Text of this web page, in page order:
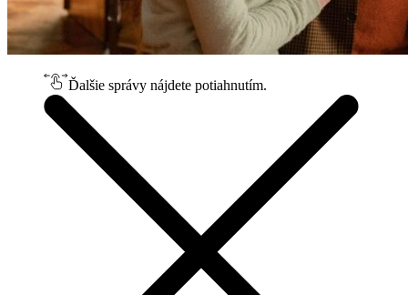
Ďalšie správy nájdete potiahnutím.